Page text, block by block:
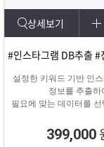
상세보기
설정한 키워드 기반 인
정보를 추출하
필요에 맞는 데이터를
399,000